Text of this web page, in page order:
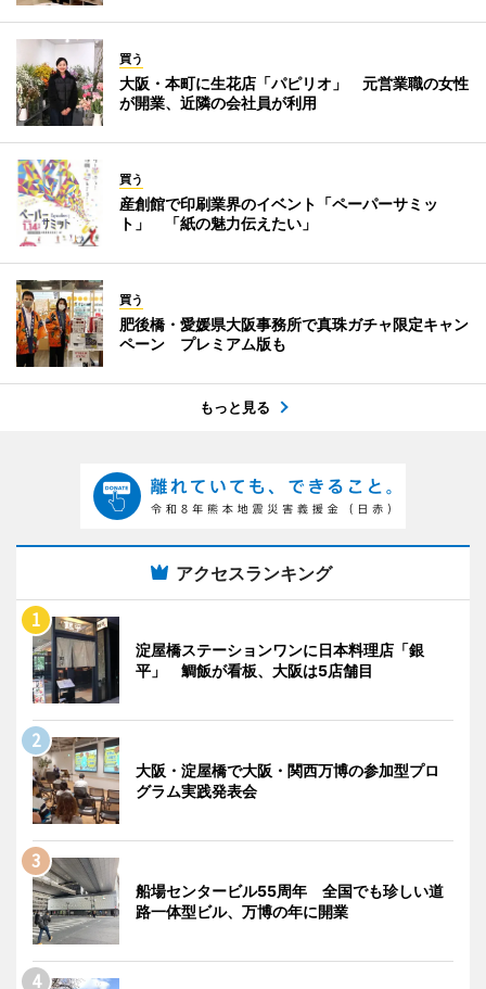
買う
大阪・本町に生花店「パピリオ」 元営業職の女性
が開業、近隣の会社員が利用
買う
産創館で印刷業界のイベント「ペーパーサミッ
ト」 「紙の魅力伝えたい」
買う
肥後橋・愛媛県大阪事務所で真珠ガチャ限定キャン
ペーン プレミアム版も
もっと見る
アクセスランキング
淀屋橋ステーションワンに日本料理店「銀
平」 鯛飯が看板、大阪は5店舗目
大阪・淀屋橋で大阪・関西万博の参加型プロ
グラム実践発表会
船場センタービル55周年 全国でも珍しい道
路一体型ビル、万博の年に開業